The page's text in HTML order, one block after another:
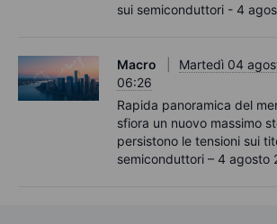
sui semiconduttori - 4
Macro
Martedì 04
06:26
Rapida panoramica del
sfiora un nuovo massimo
persistono le tensioni sui
semiconduttori – 4 agosto